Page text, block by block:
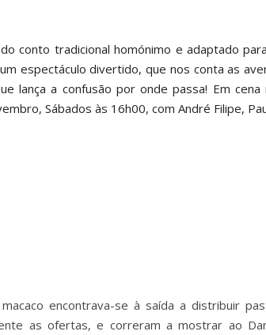
conto tradicional homónimo e adaptado
espectáculo divertido, que nos conta as
lança a confusão por onde passa! Em
Sábados às 16h00, com André Filipe,
encontrava-se à saída a distribuir
as ofertas, e correram a mostrar ao